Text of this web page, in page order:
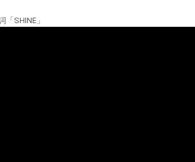
「SHINE」